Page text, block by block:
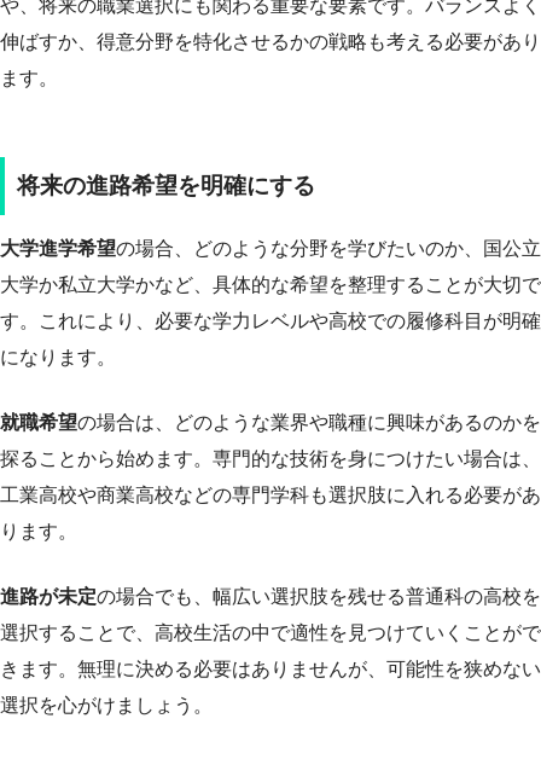
や、将来の職業選択にも関わる重要な要素です。バランスよく
伸ばすか、得意分野を特化させるかの戦略も考える必要があり
ます。
将来の進路希望を明確にする
大学進学希望の場合、どのような分野を学びたいのか、国公立
大学か私立大学かなど、具体的な希望を整理することが大切で
す。これにより、必要な学力レベルや高校での履修科目が明確
になります。
就職希望の場合は、どのような業界や職種に興味があるのかを
探ることから始めます。専門的な技術を身につけたい場合は、
工業高校や商業高校などの専門学科も選択肢に入れる必要があ
ります。
進路が未定の場合でも、幅広い選択肢を残せる普通科の高校を
選択することで、高校生活の中で適性を見つけていくことがで
きます。無理に決める必要はありませんが、可能性を狭めない
選択を心がけましょう。